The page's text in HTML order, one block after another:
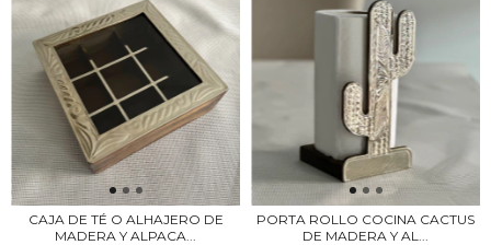
CAJA DE TÉ O ALHAJERO DE
MADERA Y ALPACA...
PORTA ROLLO COCINA CACTUS
DE MADERA Y AL...